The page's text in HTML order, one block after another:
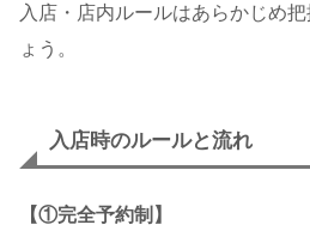
入店・店内ルールはあらかじめ
ょう。
入店時のルールと流れ
【①完全予約制】